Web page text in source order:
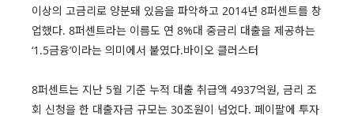
이상의 고금리로 양분돼 있음을 파악하고 2014년 8퍼센트를 창
업했다. 8퍼센트라는 이름도 연 8%대 중금리 대출을 제공하는
‘1.5금융’이라는 의미에서 붙였다.바이오 클러스터
8퍼센트는 지난 5월 기준 누적 대출 취급액 4937억원, 금리 조
회 신청을 한 대출자금 규모는 30조원이 넘었다. 페이팔에 투자